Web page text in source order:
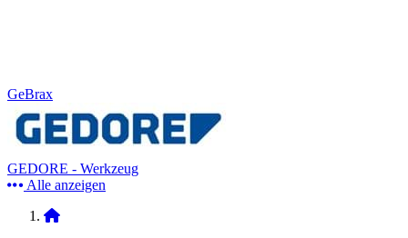
GeBrax
GEDORE - Werkzeug
Alle anzeigen